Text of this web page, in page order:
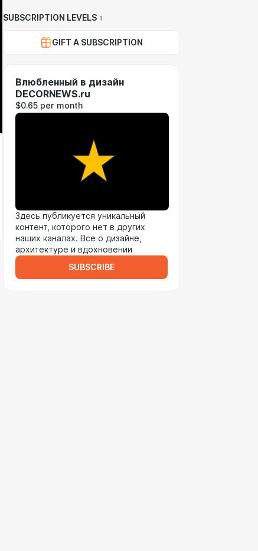
SUBSCRIPTION LEVELS 1
GIFT A SUBSCRIPTION
Влюбленный в дизайн
DECORNEWS.ru
$0.65 per month
Здесь публикуется уникальный
контент, которого нет в других
наших каналах. Все о дизайне,
архитектуре и вдохновении
SUBSCRIBE